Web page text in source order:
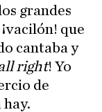
grandes
que
cantaba y
right! Yo
de
hay.